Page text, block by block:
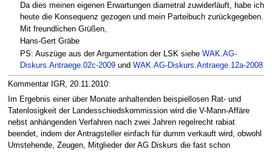
Da dies meinen eigenen Erwartungen diametral zuwiderläuft, habe ich
heute die Konsequenz gezogen und mein Parteibuch zurückgegeben.
Mit freundlichen Grüßen,
Hans-Gert Gräbe
PS: Auszüge aus der Argumentation der LSK siehe WAK.AG-
Diskurs.Antraege.02c-2009 und WAK.AG-Diskurs.Antraege.12a-2008
Kommentar IGR, 20.11.2010:
Im Ergebnis einer über Monate anhaltenden beispiellosen Rat- und
Tatenlosigkeit der Landesschiedskommission wird die V-Mann-Affäre
nebst anhängenden Verfahren nach zwei Jahren regelrecht rabiat
beendet, indem der Antragsteller einfach für dumm verkauft wird, obwohl
Umstehende, Zeugen, Mitglieder der AG Diskurs die fast schon